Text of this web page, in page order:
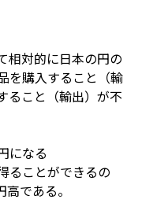
相対的に日本の円の
を購入すること（輸
ること（輸出）が不
になる
ることができるの
である。